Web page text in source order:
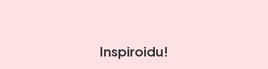
Inspiroidu!